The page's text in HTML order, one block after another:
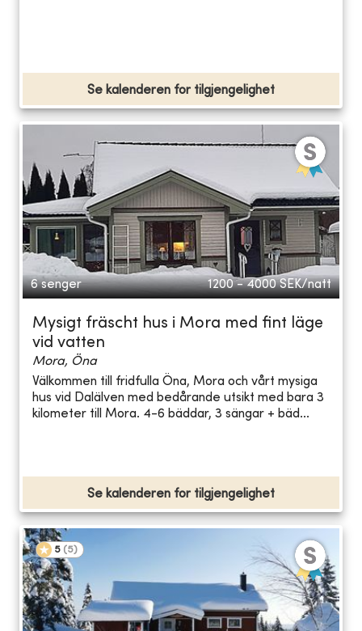
Se kalenderen for tilgjengelighet
6 senger 1200 - 4000 SEK/natt
Mysigt fräscht hus i Mora med fint läge
vid vatten
Mora, Öna
Välkommen till fridfulla Öna, Mora och vårt mysiga
hus vid Dalälven med bedårande utsikt med bara 3
kilometer till Mora. 4-6 bäddar, 3 sängar + bäd...
Se kalenderen for tilgjengelighet
5 (5)